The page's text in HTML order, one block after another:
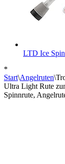
LTD Ice
*
Start\Angelruten\
Ultra Light Rute
Spinnrute,